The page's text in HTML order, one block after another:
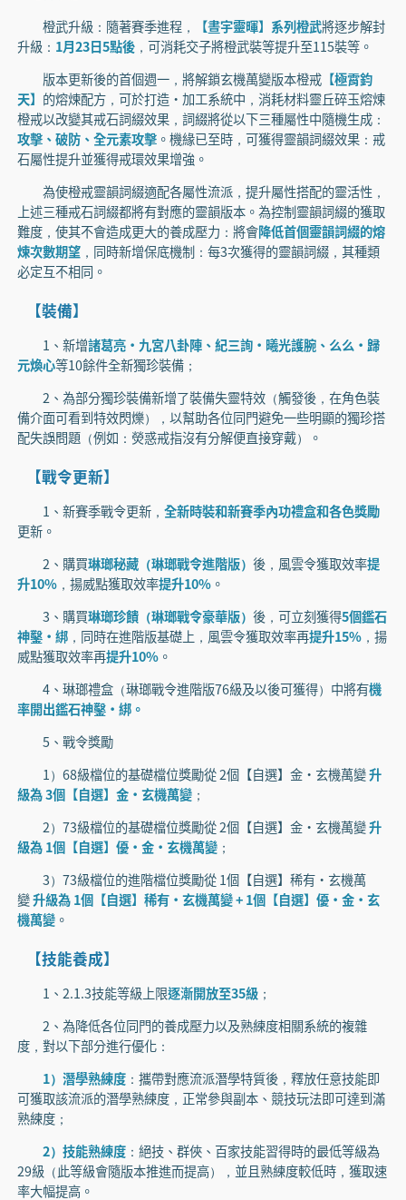
橙武升級：隨著賽季進程， 【晝宇靈暉】系列橙武將逐步解封
升級： 1月23日5點後，可消耗交子將橙武裝等提升至115裝等。
版本更新後的首個週一，將解鎖玄機萬變版本橙戒【極霄鈞
天】 的熔煉配方，可於打造·加工系統中，消耗材料靈丘碎玉熔煉
橙戒以改變其戒石詞綴效果，詞綴將從以下三種屬性中隨機生成：
攻擊、破防、全元素攻擊。機緣已至時，可獲得靈韻詞綴效果：戒
石屬性提升並獲得戒環效果增強。
為使橙戒靈韻詞綴適配各屬性流派，提升屬性搭配的靈活性，
上述三種戒石詞綴都將有對應的靈韻版本。為控制靈韻詞綴的獲取
難度，使其不會造成更大的養成壓力：將會降低首個靈韻詞綴的熔
煉次數期望，同時新增保底機制：每3次獲得的靈韻詞綴，其種類
必定互不相同。
【裝備】
1、新增諸葛亮·九宮八卦陣、紀三詢·曦光護腕、么么·歸
元煥心等10餘件全新獨珍裝備；
2、為部分獨珍裝備新增了裝備失靈特效（觸發後，在角色裝
備介面可看到特效閃爍），以幫助各位同門避免一些明顯的獨珍搭
配失誤問題（例如：熒惑戒指沒有分解便直接穿戴）。
【戰令更新】
1、新賽季戰令更新， 全新時裝和新賽季內功禮盒和各色獎勵
更新。
2、購買琳瑯秘藏（琳瑯戰令進階版） 後，風雲令獲取效率提
升10%，揚威點獲取效率提升10%。
3、購買琳瑯珍饋（琳瑯戰令豪華版） 後，可立刻獲得5個鑑石
神鑿·綁，同時在進階版基礎上，風雲令獲取效率再提升15%，揚
威點獲取效率再提升10%。
4、琳瑯禮盒（琳瑯戰令進階版76級及以後可獲得）中將有機
率開出鑑石神鑿·綁。
5、戰令獎勵
1）68級檔位的基礎檔位獎勵從 2個【自選】金·玄機萬變升
級為 3個【自選】金·玄機萬變；
2）73級檔位的基礎檔位獎勵從 2個【自選】金·玄機萬變升
級為 1個【自選】優·金·玄機萬變；
3）73級檔位的進階檔位獎勵從 1個【自選】稀有·玄機萬
變升級為 1個【自選】稀有·玄機萬變 + 1個【自選】優·金·玄
機萬變。
【技能養成】
1、2.1.3技能等級上限逐漸開放至35級；
2、為降低各位同門的養成壓力以及熟練度相關系統的複雜
度，對以下部分進行優化：
1）潛學熟練度：攜帶對應流派潛學特質後，釋放任意技能即
可獲取該流派的潛學熟練度，正常參與副本、競技玩法即可達到滿
熟練度；
2）技能熟練度：絕技、群俠、百家技能習得時的最低等級為
29級（此等級會隨版本推進而提高），並且熟練度較低時，獲取速
率大幅提高。